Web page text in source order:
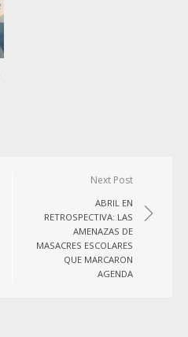
Next Post
ABRIL EN
RETROSPECTIVA: LAS
AMENAZAS DE
MASACRES ESCOLARES
QUE MARCARON
AGENDA